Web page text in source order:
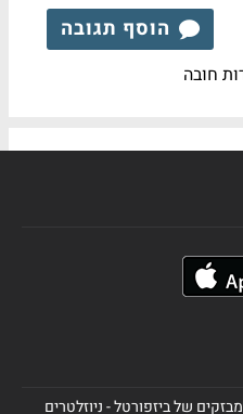
הוסף תגובה
חובה
של ביזפורטל - ניוזלטרים